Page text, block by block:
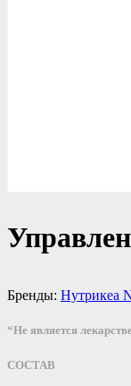
Бренды: Нутрикеа
“Не является
СОСТАВ